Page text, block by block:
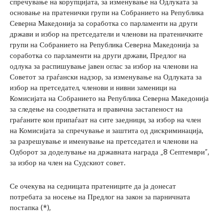
основање на пратенички групи на Собранието на Република
Северна Македонија за соработка со парламенти на други
држави и избор на претседатели и членови на пратеничките
групи на Собранието на Република Северна Македонија за
соработка со парламенти на други држави, Предлог на
одлука за распишување јавен оглас за избор на членови на
Советот за граѓански надзор, за изменување на Одлуката за
избор на претседател, членови и нивни заменици на
Комисијата на Собранието на Република Северна Македонија
за следење на соодветната и правична застапеност на
граѓаните кои припаѓаат на сите заедници, за избор на член
на Комисијата за спречување и заштита од дискриминација,
за разрешување и именување на претседател и членови на
Одборот за доделување на државната награда „8 Септември”,
за избор на член на Судскиот совет.
Се очекува на седницата пратениците да ја донесат
потребата за носење на Предлог на закон за парничната
постапка (*),